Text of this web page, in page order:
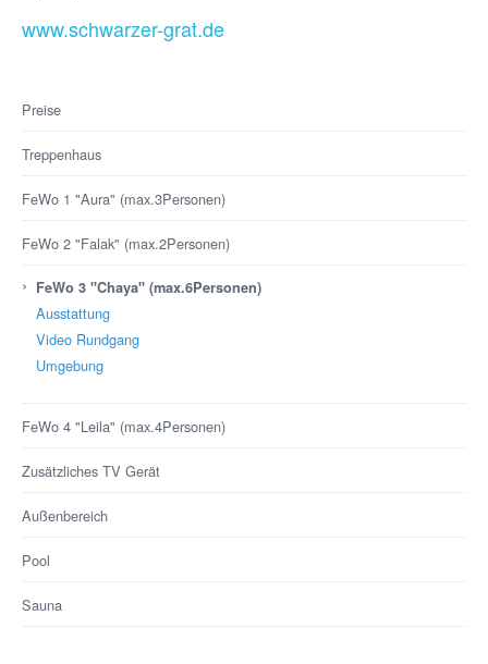
www.schwarzer-grat.de
Preise
Treppenhaus
FeWo 1 "Aura" (max.3Personen)
FeWo 2 "Falak" (max.2Personen)
› FeWo 3 "Chaya" (max.6Personen)
Ausstattung
Video Rundgang
Umgebung
FeWo 4 "Leila" (max.4Personen)
Zusätzliches TV Gerät
Außenbereich
Pool
Sauna